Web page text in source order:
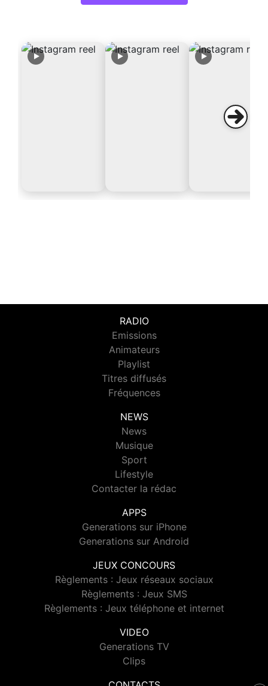
RADIO
Emissions
Animateurs
Playlist
Titres diffusés
Fréquences
NEWS
News
Musique
Sport
Lifestyle
Contacter la rédac
APPS
Generations sur iPhone
Generations sur Android
JEUX CONCOURS
Règlements : Jeux réseaux sociaux
Règlements : Jeux SMS
Règlements : Jeux téléphone et internet
VIDEO
Generations TV
Clips